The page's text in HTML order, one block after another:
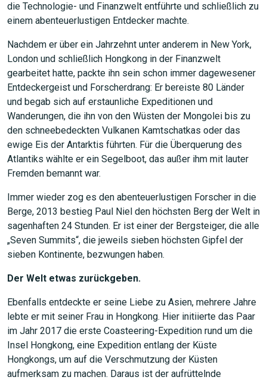
die Technologie- und Finanzwelt entführte und schließlich zu
einem abenteuerlustigen Entdecker machte.
Nachdem er über ein Jahrzehnt unter anderem in New York,
London und schließlich Hongkong in der Finanzwelt
gearbeitet hatte, packte ihn sein schon immer dagewesener
Entdeckergeist und Forscherdrang: Er bereiste 80 Länder
und begab sich auf erstaunliche Expeditionen und
Wanderungen, die ihn von den Wüsten der Mongolei bis zu
den schneebedeckten Vulkanen Kamtschatkas oder das
ewige Eis der Antarktis führten. Für die Überquerung des
Atlantiks wählte er ein Segelboot, das außer ihm mit lauter
Fremden bemannt war.
Immer wieder zog es den abenteuerlustigen Forscher in die
Berge, 2013 bestieg Paul Niel den höchsten Berg der Welt in
sagenhaften 24 Stunden. Er ist einer der Bergsteiger, die alle
„Seven Summits“, die jeweils sieben höchsten Gipfel der
sieben Kontinente, bezwungen haben.
Der Welt etwas zurückgeben.
Ebenfalls entdeckte er seine Liebe zu Asien, mehrere Jahre
lebte er mit seiner Frau in Hongkong. Hier initiierte das Paar
im Jahr 2017 die erste Coasteering-Expedition rund um die
Insel Hongkong, eine Expedition entlang der Küste
Hongkongs, um auf die Verschmutzung der Küsten
aufmerksam zu machen. Daraus ist der aufrüttelnde